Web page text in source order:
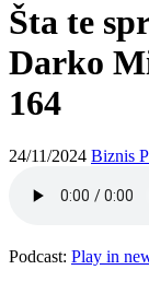
Šta te
Darko
164
24/11/2024 Biznis
Podcast: Play in